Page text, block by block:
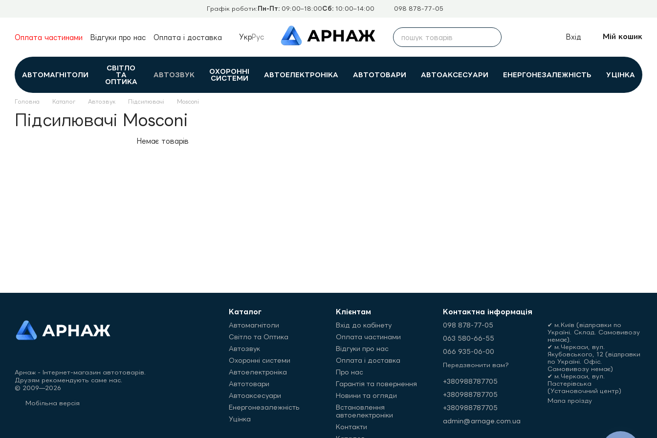
Графік роботи: Пн-Пт: 09:00–18:00Сб: 10:00–14:00 098 878-77-05
Оплата частинами Відгуки про нас
Оплата і доставка
Контакти
Каталог
УкрРус Вхід Мій кошик
АВТОМАГНІТОЛИ
СВІТЛО
ТА
ОПТИКА
АВТОЗВУК
ОХОРОННІ
СИСТЕМИ
АВТОЕЛЕКТРОНІКА АВТОТОВАРИ АВТОАКСЕСУАРИ ЕНЕРГОНЕЗАЛЕЖНІСТЬ УЦІНКА
Головна Каталог Автозвук Підсилювачі Mosconi
Підсилювачі Mosconi
Немає товарів
Арнаж - Інтернет-магазин автотоварів.
Друзям рекомендують саме нас.
© 2009—2026
Мобільна версія
Каталог
Автомагнітоли
Світло та Оптика
Автозвук
Охоронні системи
Автоелектроніка
Автотовари
Автоаксесуари
Енергонезалежність
Уцінка
Клієнтам
Вхід до кабінету
Оплата частинами
Відгуки про нас
Оплата і доставка
Про нас
Гарантія та повернення
Новини та огляди
Встановлення
автоелектроніки
Контакти
Контактна інформація
098 878-77-05
063 580-66-55
066 935-06-00
Передзвонити вам?
+380988787705
+380988787705
+380988787705
admin@arnage.com.ua
✔ м.Київ (відправки по
Україні. Склад. Самовивозу
немає).
✔ м.Черкаси, вул.
Якубовського, 12 (відправки
по Україні. Офіс.
Самовивозу немає)
✔ м.Черкаси, вул.
Пастерівська
(Установочний центр)
Мапа проїзду